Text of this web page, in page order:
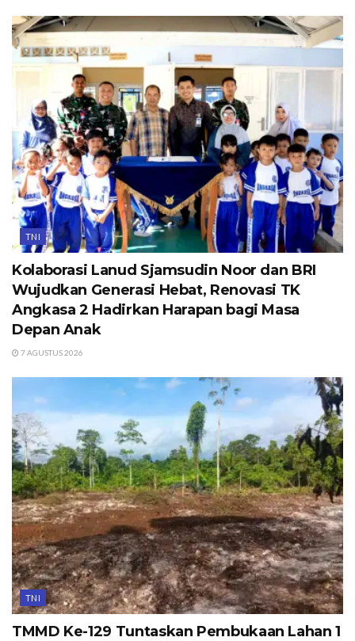
TNI
Kolaborasi Lanud Sjamsudin Noor dan BRI
Wujudkan Generasi Hebat, Renovasi TK
Angkasa 2 Hadirkan Harapan bagi Masa
Depan Anak
7 AGUSTUS 2026
TNI
TMMD Ke-129 Tuntaskan Pembukaan Lahan 1